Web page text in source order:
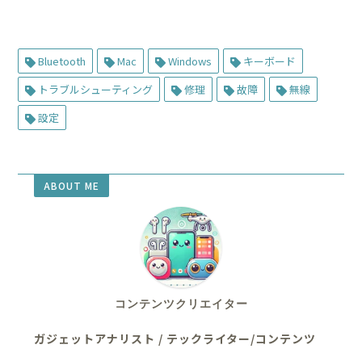
Bluetooth Mac Windows
キーボード
トラブルシューティング
修理 故障
無線
設定
ABOUT ME
コンテンツクリエイター
ガジェットアナリスト / テックライター/コンテンツ